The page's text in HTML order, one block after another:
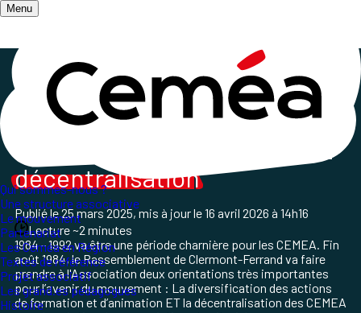
Menu
Qui sommes-nous ?
Une structure associative
Le mouvement
Partenariat
Les Ceméa en Région
Textes de référence
Projet associatif
Les grand.es pédagogues
Histoire
Accueil/
71-92 : des évolutions en lien avec la société
84-92 : Une période charnière
et
décentralisation
Publié le25 mars 2025, mis à jour le16 avril 2026 à 14h16
Lecture ~2 minutes
1984 - 1992 va être une période charnière pour les CEMEA. Fin
août 1984, le Rassemblement de Clermont-Ferrand va faire
prendre à l'Association deux orientations très importantes
pour l’avenir du mouvement : La diversification des actions
de formation et d’animation ET la décentralisation des CEMEA